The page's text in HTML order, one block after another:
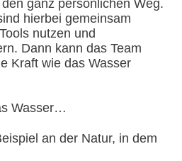
ganz persönlichen Weg.
hierbei gemeinsam
nutzen und
Dann kann das Team
Kraft wie das Wasser
Wasser…
an der Natur, in dem